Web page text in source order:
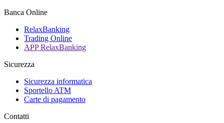
Banca Online
RelaxBanking
Trading Online
APP RelaxBanking
Sicurezza
Sicurezza informatica
Sportello ATM
Carte di pagamento
Contatti